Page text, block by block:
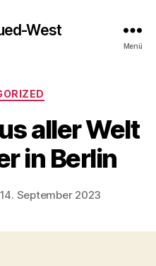
West
Menü
aller Welt
in Berlin
14. September 2023